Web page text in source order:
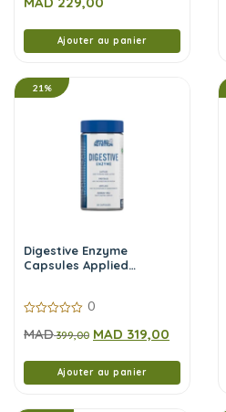
sur
Ajouter au panier
21%
Digestive Enzyme
Capsules Applied
sur
0
MAD399,00 MAD 319,00
Ajouter au panier